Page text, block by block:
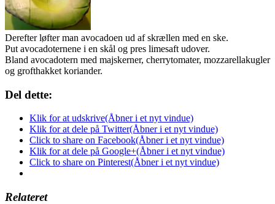
Derefter løfter man avocadoen ud af skrællen med en ske.
Put avocadoternene i en skål og pres limesaft udover.
Bland avocadotern med majskerner, cherrytomater, mozzarellakugler
og grofthakket koriander.
Del dette:
Klik for at udskrive(Åbner i et nyt vindue)
Klik for at dele på Twitter(Åbner i et nyt vindue)
Click to share on Facebook(Åbner i et nyt vindue)
Klik for at dele på Google+(Åbner i et nyt vindue)
Click to share on Pinterest(Åbner i et nyt vindue)
Relateret